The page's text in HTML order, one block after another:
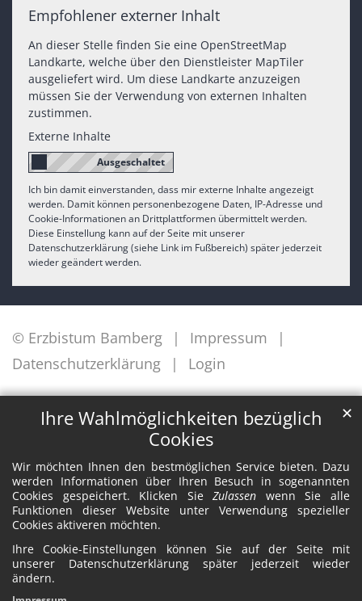
Ihre Wahlmöglichkeiten bezüglich
Cookies
Wir möchten Ihnen den bestmöglichen Service bieten. Dazu
werden Informationen über Ihren Besuch in sogenannten
Cookies gespeichert. Klicken SieZulassen wenn Sie alle
Funktionen dieser Website unter Verwendung spezieller
Cookies aktiveren möchten.
Ihre Cookie-Einstellungen können Sie auf der Seite mit
unserer Datenschutzerklärung später jederzeit wieder
ändern.
✕
Empfohlener externer Inhalt
An dieser Stelle finden Sie eine OpenStreetMap
Landkarte, welche über den Dienstleister MapTiler
ausgeliefert wird. Um diese Landkarte anzuzeigen
müssen Sie der Verwendung von externen Inhalten
zustimmen.
Externe Inhalte
Ich bin damit einverstanden, dass mir externe Inhalte angezeigt
werden. Damit können personenbezogene Daten, IP-Adresse und
Cookie-Informationen an Drittplattformen übermittelt werden.
Diese Einstellung kann auf der Seite mit unserer
Datenschutzerklärung (siehe Link im Fußbereich) später jederzeit
wieder geändert werden.
© Erzbistum Bamberg
Impressum
Datenschutzerklärung
Login